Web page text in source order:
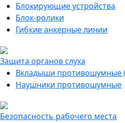
Блокирующие устройства
Блок-ролики
Гибкие анкерные линии
Защита органов слуха
Вкладыши противошумные
Наушники противошумные
Безопасность рабочего места